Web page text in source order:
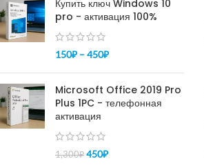
Купить ключ Windows 10
pro - активация 100%
150₽ –450₽
Microsoft Office 2019 Pro
Plus 1PC - телефонная
активация
1,300₽ 450₽